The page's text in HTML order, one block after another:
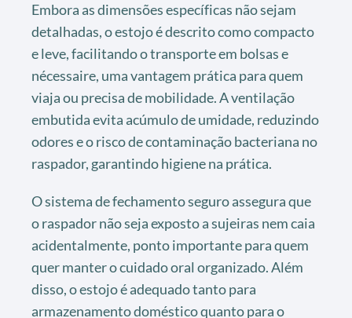
Embora as dimensões específicas não sejam
detalhadas, o estojo é descrito como compacto
e leve, facilitando o transporte em bolsas e
nécessaire, uma vantagem prática para quem
viaja ou precisa de mobilidade. A ventilação
embutida evita acúmulo de umidade, reduzindo
odores e o risco de contaminação bacteriana no
raspador, garantindo higiene na prática.
O sistema de fechamento seguro assegura que
o raspador não seja exposto a sujeiras nem caia
acidentalmente, ponto importante para quem
quer manter o cuidado oral organizado. Além
disso, o estojo é adequado tanto para
armazenamento doméstico quanto para o